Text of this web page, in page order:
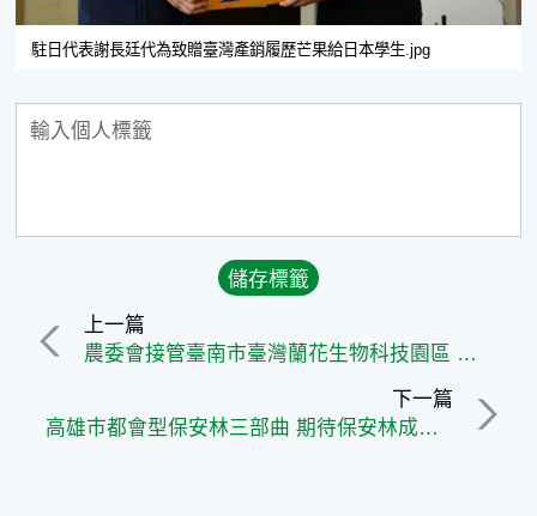
駐日代表謝長廷代為致贈臺灣產銷履歷芒果給日本學生.jpg
上一篇
農委會接管臺南市臺灣蘭花生物科技園區 將推動園區轉型升級
下一篇
高雄巿都會型保安林三部曲 期待保安林成為高雄巿的好「林」居